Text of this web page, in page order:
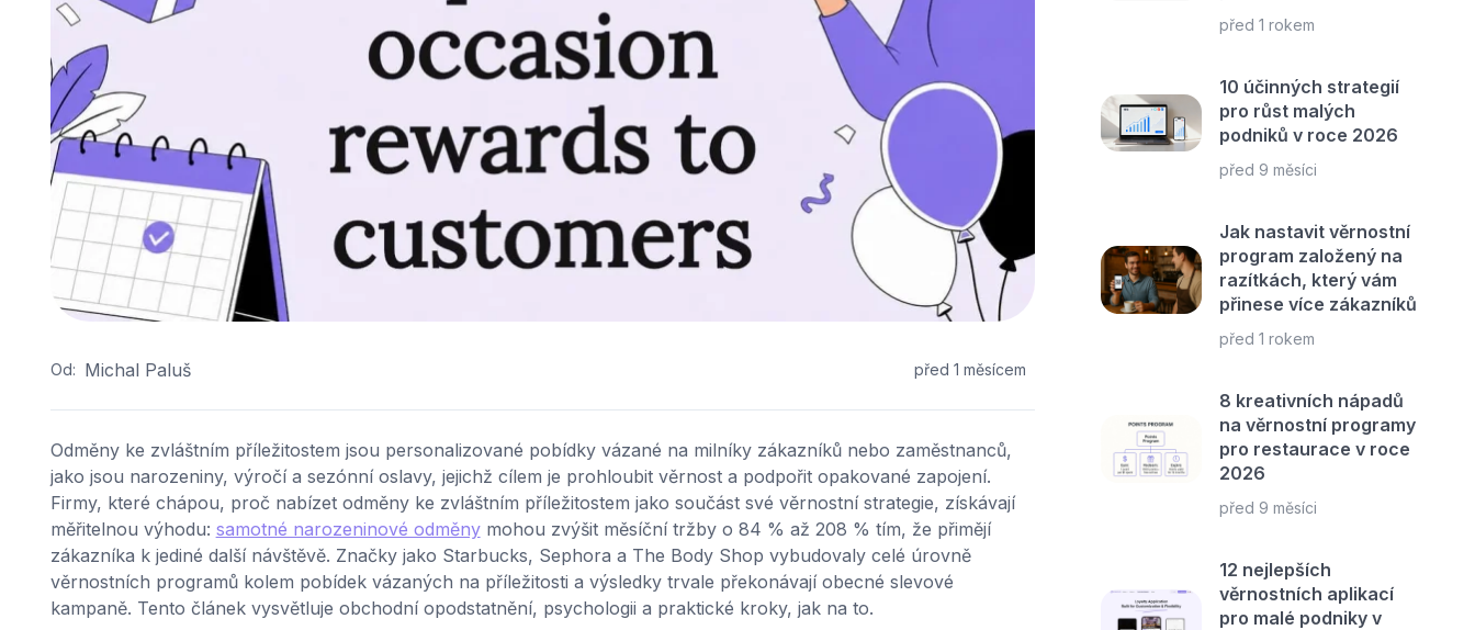
Od: Michal Paluš před 1 měsícem
Odměny ke zvláštním příležitostem jsou personalizované pobídky vázané na milníky zákazníků nebo zaměstnanců,
jako jsou narozeniny, výročí a sezónní oslavy, jejichž cílem je prohloubit věrnost a podpořit opakované zapojení.
Firmy, které chápou, proč nabízet odměny ke zvláštním příležitostem jako součást své věrnostní strategie, získávají
měřitelnou výhodu: samotné narozeninové odměnymohou zvýšit měsíční tržby o 84 % až 208 % tím, že přimějí
zákazníka k jediné další návštěvě. Značky jako Starbucks, Sephora a The Body Shop vybudovaly celé úrovně
věrnostních programů kolem pobídek vázaných na příležitosti a výsledky trvale překonávají obecné slevové
kampaně. Tento článek vysvětluje obchodní opodstatnění, psychologii a praktické kroky, jak na to.
před 1 rokem
10 účinných strategií
pro růst malých
podniků v roce 2026
před 9 měsíci
Jak nastavit věrnostní
program založený na
razítkách, který vám
přinese více zákazníků
před 1 rokem
8 kreativních nápadů
na věrnostní programy
pro restaurace v roce
2026
před 9 měsíci
12 nejlepších
věrnostních aplikací
pro malé podniky v